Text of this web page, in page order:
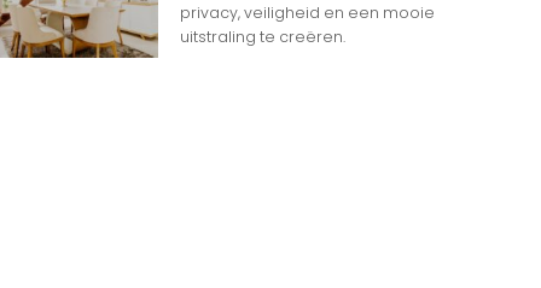
privacy, veiligheid en een mooie
uitstraling te creëren.